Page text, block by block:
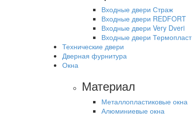
Входные двери Страж
Входные двери REDFORT
Входные двери Very Dveri
Входные двери Термопласт
Технические двери
Дверная фурнитура
Окна
Материал
Металлопластиковые окна
Алюминиевые окна